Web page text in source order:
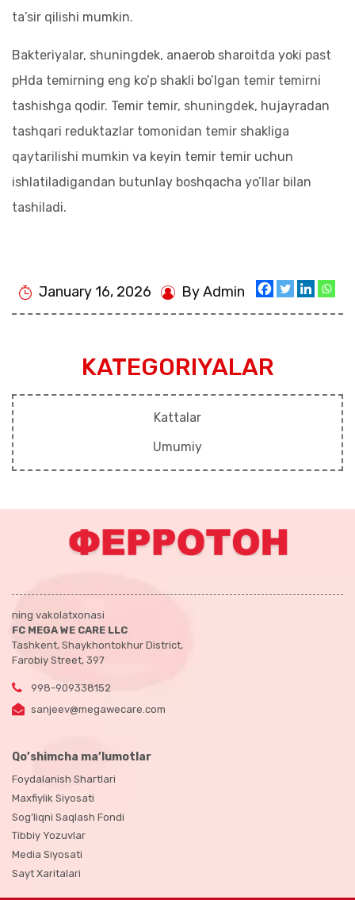
ta’sir qilishi mumkin.
Bakteriyalar, shuningdek, anaerob sharoitda yoki past
pHda temirning eng ko’p shakli bo’lgan temir temirni
tashishga qodir. Temir temir, shuningdek, hujayradan
tashqari reduktazlar tomonidan temir shakliga
qaytarilishi mumkin va keyin temir temir uchun
ishlatiladigandan butunlay boshqacha yo’llar bilan
tashiladi.
January 16, 2026 By Admin
KATEGORIYALAR
Kattalar
Umumiy
ning vakolatxonasi
FC MEGA WE CARE LLC
Tashkent, Shaykhontokhur District,
Farobiy Street, 397
998-909338152
sanjeev@megawecare.com
Qo’shimcha ma’lumotlar
Foydalanish Shartlari
Maxfiylik Siyosati
Sog’liqni Saqlash Fondi
Tibbiy Yozuvlar
Media Siyosati
Sayt Xaritalari